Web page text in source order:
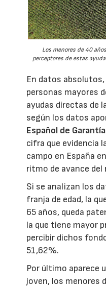
Los menores de 40
perceptores de estas
En datos
personas mayores
ayudas directas de
según los datos
Español de
cifra que evidencia
campo en España
ritmo de avance del
Si se analizan los
franja de edad, la
65 años, queda
la que tiene mayor
percibir dichos
51,62%.
Por último aparece
joven, los menores